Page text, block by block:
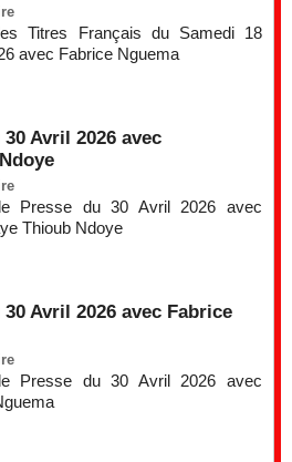
Titres Français du Samedi 18
avec Fabrice Nguema
Avril 2026 avec
Presse du 30 Avril 2026 avec
Thioub Ndoye
Avril 2026 avec Fabrice
Presse du 30 Avril 2026 avec